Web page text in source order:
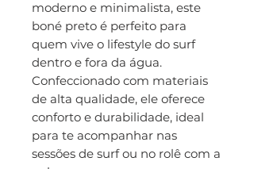
moderno e minimalista, este
boné preto é perfeito para
quem vive o lifestyle do surf
dentro e fora da água.
Confeccionado com materiais
de alta qualidade, ele oferece
conforto e durabilidade, ideal
para te acompanhar nas
sessões de surf ou no rolê com a